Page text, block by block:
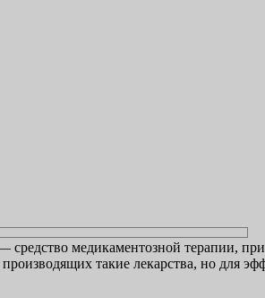
медикаментозной терапии,
такие лекарства, но для